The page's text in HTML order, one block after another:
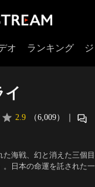
オ ランキング
イ
2.9 （6,009） ｜
た海戦、幻と消えた三個
。日本の命運を託された